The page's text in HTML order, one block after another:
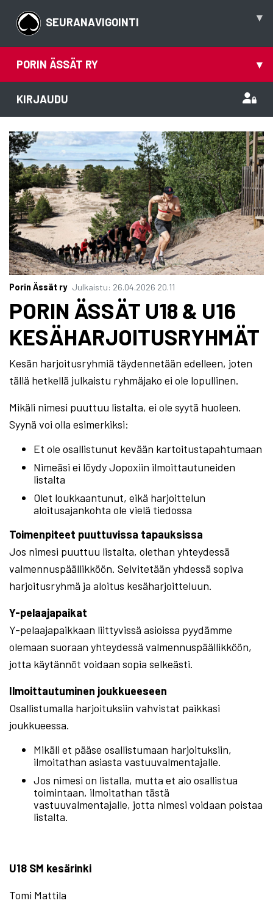
SEURANAVIGOINTI ▾
PORIN ÄSSÄT RY ▾
KIRJAUDU
Porin Ässät ry Julkaistu: 26.04.2026 20.11
PORIN ÄSSÄT U18 & U16
KESÄHARJOITUSRYHMÄT
Kesän harjoitusryhmiä täydennetään edelleen, joten
tällä hetkellä julkaistu ryhmäjako ei ole lopullinen.
Mikäli nimesi puuttuu listalta, ei ole syytä huoleen.
Syynä voi olla esimerkiksi:
Et ole osallistunut kevään kartoitustapahtumaan
Nimeäsi ei löydy Jopoxiin ilmoittautuneiden
listalta
Olet loukkaantunut, eikä harjoittelun
aloitusajankohta ole vielä tiedossa
Toimenpiteet puuttuvissa tapauksissa
Jos nimesi puuttuu listalta, olethan yhteydessä
valmennuspäällikköön. Selvitetään yhdessä sopiva
harjoitusryhmä ja aloitus kesäharjoitteluun.
Y-pelaajapaikat
Y-pelaajapaikkaan liittyvissä asioissa pyydämme
olemaan suoraan yhteydessä valmennuspäällikköön,
jotta käytännöt voidaan sopia selkeästi.
Ilmoittautuminen joukkueeseen
Osallistumalla harjoituksiin vahvistat paikkasi
joukkueessa.
Mikäli et pääse osallistumaan harjoituksiin,
ilmoitathan asiasta vastuuvalmentajalle.
Jos nimesi on listalla, mutta et aio osallistua
toimintaan, ilmoitathan tästä
vastuuvalmentajalle, jotta nimesi voidaan poistaa
listalta.
U18 SM kesärinki
Tomi Mattila